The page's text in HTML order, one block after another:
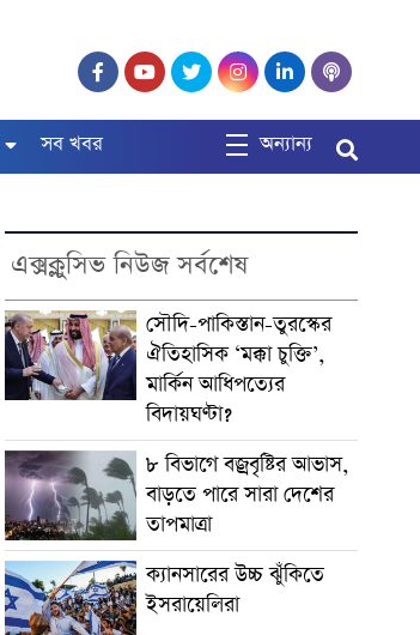
সব খবর অন্যান্য
এক্সক্লুসিভ নিউজ সর্বশেষ
সৌদি-পাকিস্তান-তুরস্কের
ঐতিহাসিক ‘মক্কা চুক্তি’,
মার্কিন আধিপত্যের
বিদায়ঘণ্টা?
৮ বিভাগে বজ্রবৃষ্টির আভাস,
বাড়তে পারে সারা দেশের
তাপমাত্রা
ক্যানসারের উচ্চ ঝুঁকিতে
ইসরায়েলিরা